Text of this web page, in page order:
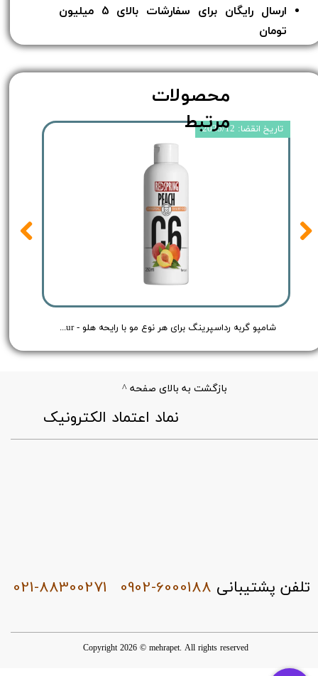
ارسال رایگان برای سفارشات بالای 5 میلیون
تومان​​​​​​​
شامپو گربه رداسپرینگ برای هر نوع مو با رایحه هلو - Redspring Cat Shampoo Peach Flavour - حجم 250 میلی لیتر
تاریخ انقضا: 2025/12
محصولات
مرتبط
0902-6000188
بازگشت به بالای صفحه ^
021-88300271
Copyright 2026 © mehrapet. All rights reserved
​نماد اعتماد الکترونیک